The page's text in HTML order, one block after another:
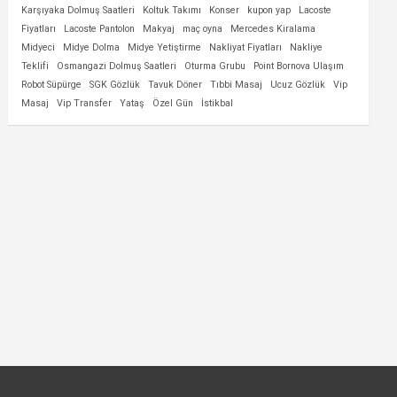
Karşıyaka Dolmuş Saatleri Koltuk Takımı Konser kupon yap
Lacoste
Fiyatları
Lacoste Pantolon Makyaj maç oyna
Mercedes Kiralama
Midyeci
Midye Dolma Midye Yetiştirme Nakliyat Fiyatları
Nakliye
Teklifi
Osmangazi Dolmuş Saatleri Oturma Grubu
Point Bornova Ulaşım
Robot Süpürge
SGK Gözlük Tavuk Döner Tıbbi Masaj Ucuz Gözlük
Vip
Masaj
Vip Transfer Yataş Özel Gün İstikbal